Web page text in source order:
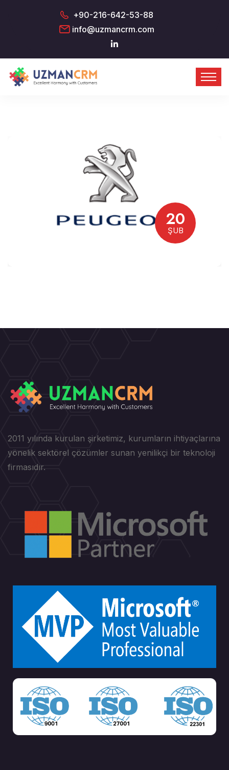
+90-216-642-53-88
info@uzmancrm.com
20
ŞUB
2011 yılında kurulan şirketimiz, kurumların ihtiyaçlarına
yönelik sektörel çözümler sunan yenilikçi bir teknoloji
firmasıdır.